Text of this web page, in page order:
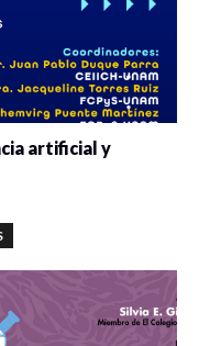
artificial y